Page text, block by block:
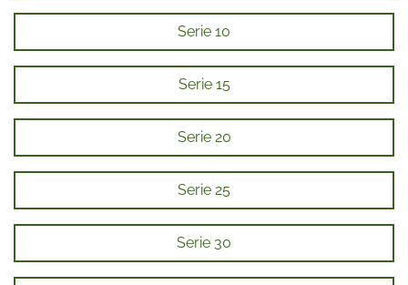
Serie 10
Serie 15
Serie 20
Serie 25
Serie 30